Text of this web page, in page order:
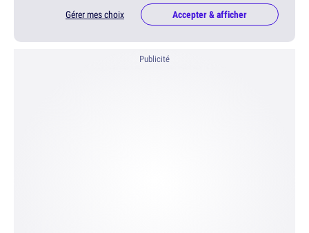
Gérer mes choix Accepter & afficher
Publicité